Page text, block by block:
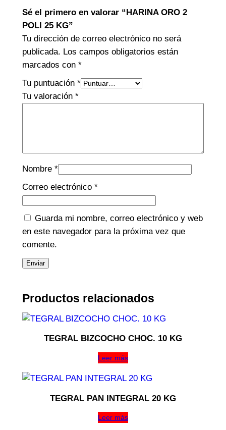
Sé el primero en valorar “HARINA ORO 2
POLI 25 KG”
Tu dirección de correo electrónico no será
publicada. Los campos obligatorios están
marcados con *
Tu puntuación *
Tu valoración *
Nombre *
Correo electrónico *
Guarda mi nombre, correo electrónico y web
en este navegador para la próxima vez que
comente.
Productos relacionados
TEGRAL BIZCOCHO CHOC. 10 KG
Leer más
TEGRAL PAN INTEGRAL 20 KG
Leer más